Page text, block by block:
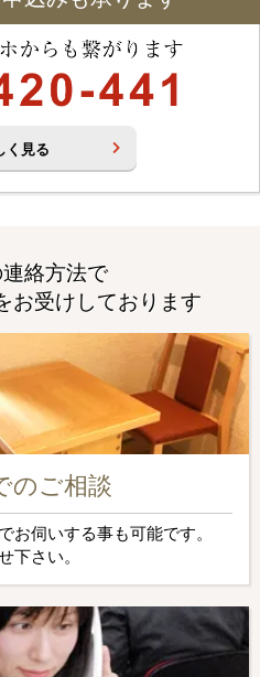
く見る
絡方法で
お受けしております
のご相談
お伺いする事も可能です。
下さい。